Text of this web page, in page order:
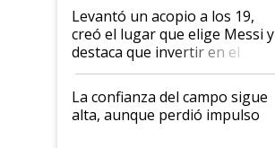
Levantó un acopio a los 19,
creó el lugar que elige Messi y
destaca que invertir en el
kirchnerismo era como "darle
plata a un hijo para droga":
Juan Félix Rossetti, el libertario
que de una dura crisis salió
La confianza del campo sigue
alta, aunque perdió impulso